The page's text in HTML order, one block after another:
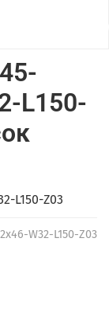
W32-L150-Z03
L150-
L150-Z03